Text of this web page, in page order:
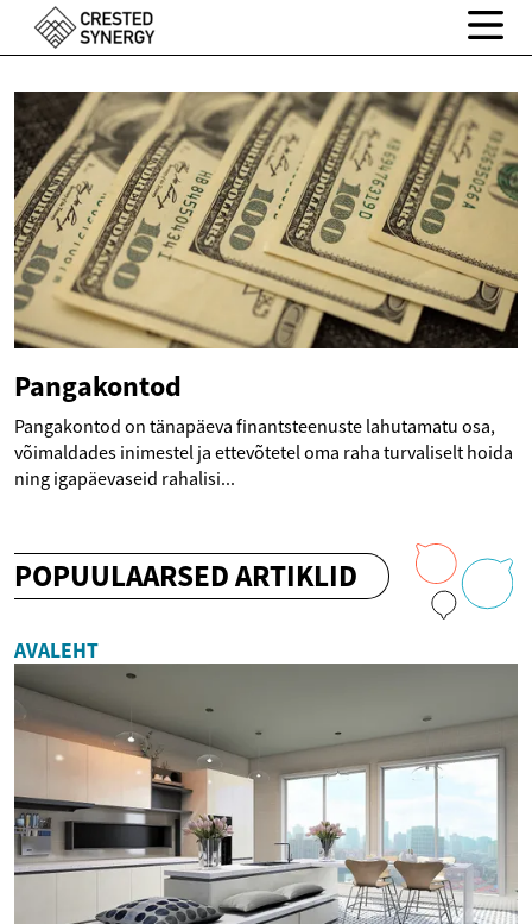
Pangakontod
Pangakontod on tänapäeva finantsteenuste lahutamatu osa,
võimaldades inimestel ja ettevõtetel oma raha turvaliselt hoida
ning igapäevaseid rahalisi...
POPUULAARSED ARTIKLID
AVALEHT